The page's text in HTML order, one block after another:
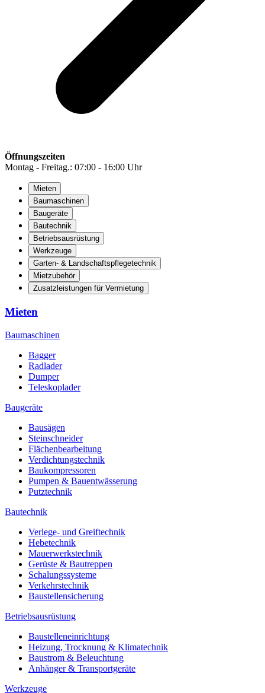
Öffnungszeiten
Montag - Freitag.: 07:00 - 16:00 Uhr
Mieten
Baumaschinen
Baugeräte
Bautechnik
Betriebsausrüstung
Werkzeuge
Garten- & Landschaftspflegetechnik
Mietzubehör
Zusatzleistungen für Vermietung
Mieten
Baumaschinen
Bagger
Radlader
Dumper
Teleskoplader
Baugeräte
Bausägen
Steinschneider
Flächenbearbeitung
Verdichtungstechnik
Baukompressoren
Pumpen & Bauentwässerung
Putztechnik
Bautechnik
Verlege- und Greiftechnik
Hebetechnik
Mauerwerkstechnik
Gerüste & Bautreppen
Schalungssysteme
Verkehrstechnik
Baustellensicherung
Betriebsausrüstung
Baustelleneinrichtung
Heizung, Trocknung & Klimatechnik
Baustrom & Beleuchtung
Anhänger & Transportgeräte
Werkzeuge